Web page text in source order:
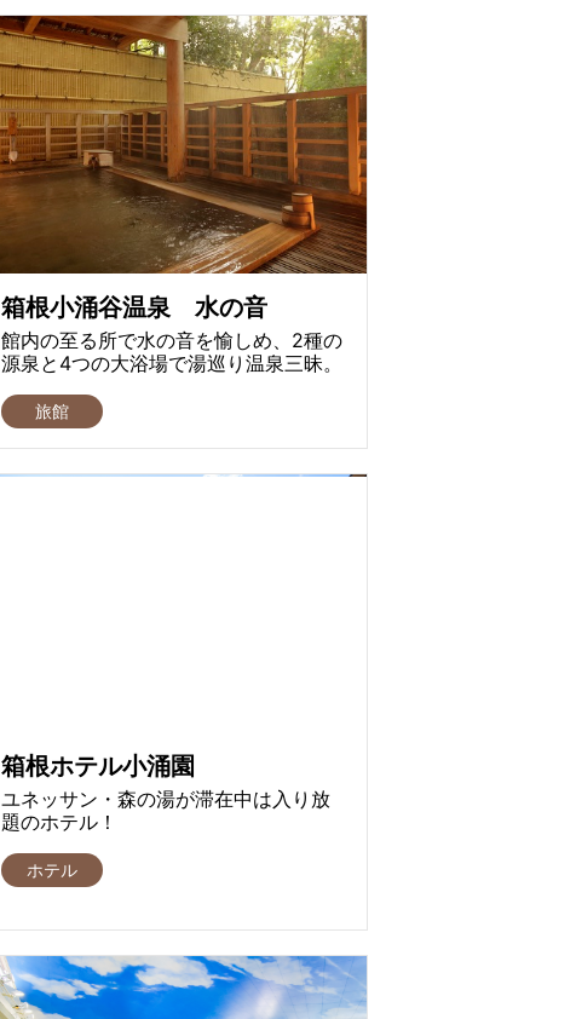
箱根小涌谷温泉 水の音
館内の至る所で水の音を愉しめ、2種の
源泉と4つの大浴場で湯巡り温泉三昧。
旅館
箱根ホテル小涌園
ユネッサン・森の湯が滞在中は入り放
題のホテル！
ホテル